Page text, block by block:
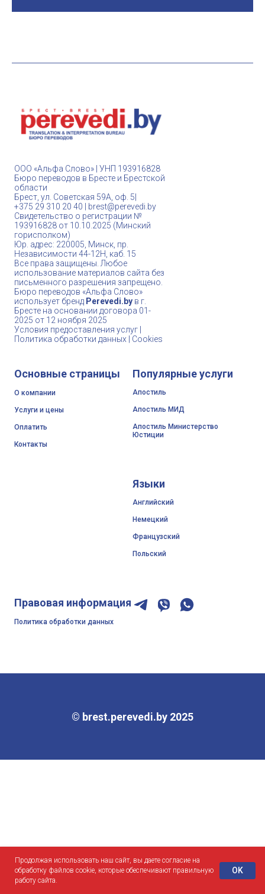
ООО «Альфа Слово» | УНП 193916828
Бюро переводов в Бресте и Брестской
области
Брест, ул. Советская 59А, оф. 5|
+375 29 310 20 40 | brest@perevedi.by
Свидетельство о регистрации №
193916828 от 10.10.2025 (Минский
горисполком)
Юр. адрес: 220005, Минск, пр.
Независимости 44-12Н, каб. 15
Все права защищены. Любое
использование материалов сайта без
письменного разрешения запрещено.
Бюро переводов «Альфа Cлово»
использует бренд Perevedi.by в г.
Бресте на основании договора 01-
2025 от 12 ноября 2025
Условия предоставления услуг |
Политика обработки данных | Cookies
Основные страницы
О компании
Услуги и цены
Оплатить
Контакты
Популярные услуги
Апостиль
Апостиль МИД
Апостиль Министерство
Юстиции
Языки
Английский
Немецкий
Французский
Польский
Правовая информация
Политика обработки данных
© brest.perevedi.by 2025
Продолжая использовать наш сайт, вы даете согласие на
обработку файлов cookie, которые обеспечивают правильную
работу сайта.
OK